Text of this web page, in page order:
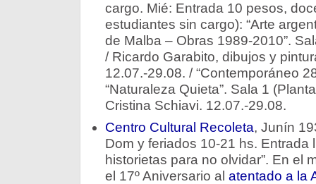
cargo. Mié: Entrada 10 pesos,
estudiantes sin cargo): “Arte
de Malba – Obras 1989-2010”.
/ Ricardo Garabito, dibujos y
12.07.-29.08. / “Contemporáneo
“Naturaleza Quieta”. Sala 1
Cristina Schiavi. 12.07.-29.08.
Centro Cultural Recoleta, Junín
Dom y feriados 10-21 hs. Entrada
historietas para no olvidar”. En el
el 17º Aniversario al atentado a la